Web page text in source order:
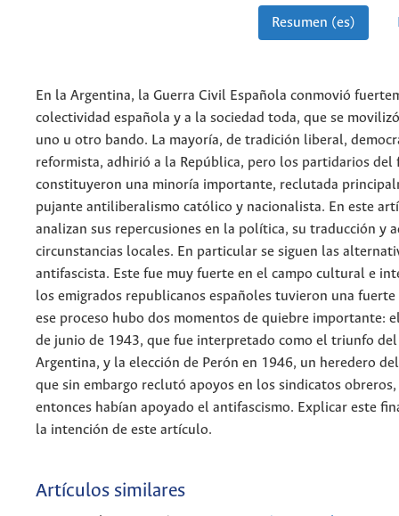
Resumen (es)
En la Argentina, la Guerra Civil Española conmovió
colectividad española y a la sociedad toda, que se
uno u otro bando. La mayoría, de tradición liberal,
reformista, adhirió a la República, pero los partidarios del
constituyeron una minoría importante, reclutada
pujante antiliberalismo católico y nacionalista. En este
analizan sus repercusiones en la política, su traducción y
circunstancias locales. En particular se siguen las
antifascista. Este fue muy fuerte en el campo cultural e
los emigrados republicanos españoles tuvieron una fuerte
ese proceso hubo dos momentos de quiebre importante:
de junio de 1943, que fue interpretado como el triunfo del
Argentina, y la elección de Perón en 1946, un heredero
que sin embargo reclutó apoyos en los sindicatos
entonces habían apoyado el antifascismo. Explicar este
la intención de este artículo.
Artículos similares